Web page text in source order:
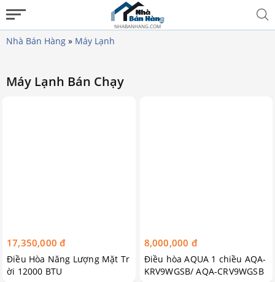
NHABANHANG.COM
Nhà Bán Hàng » Máy Lạnh
Máy Lạnh Bán Chạy
17,350,000 đ
Điều Hòa Năng Lượng Mặt Tr
ời 12000 BTU
8,000,000 đ
Điều hòa AQUA 1 chiều AQA-
KRV9WGSB/ AQA-CRV9WGSB